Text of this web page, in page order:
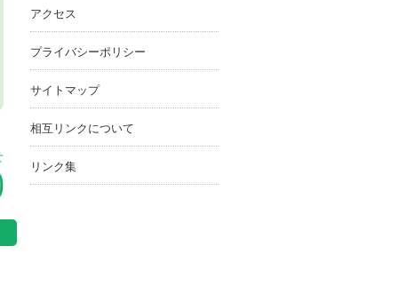
アクセス
プライバシーポリシー
サイトマップ
相互リンクについて
リンク集